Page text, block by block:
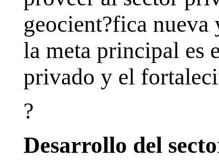
geocient?fica nueva
la meta principal es
privado y el
?
Desarrollo del